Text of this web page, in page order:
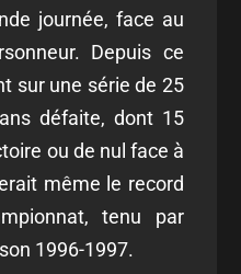
journée, face au
Depuis ce
sur une série de 25
défaite, dont 15
ou de nul face à
même le record
tenu par
1996-1997.